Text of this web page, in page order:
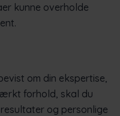
kunne overholde
om din ekspertise,
forhold, skal du
og personlige